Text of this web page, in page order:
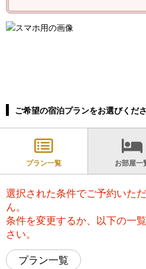
ご希望の宿泊プランをお選びくださ
プラン一覧 お部屋一
選択された条件でご予約いた
ん。
条件を変更するか、以下の一
さい。
プラン一覧